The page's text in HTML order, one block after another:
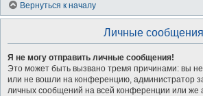
Вернуться к началу
Личные сообщения
Я не могу отправить личные сообщения!
Это может быть вызвано тремя причинами: вы
или не вошли на конференцию, администратор
личных сообщений на всей конференции или же